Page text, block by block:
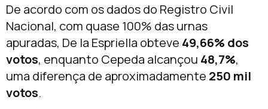
De acordo com os dados do Registro Civil
Nacional, com quase 100% das urnas
apuradas, De la Espriella obteve 49,66% dos
votos, enquanto Cepeda alcançou 48,7%,
uma diferença de aproximadamente 250 mil
votos.